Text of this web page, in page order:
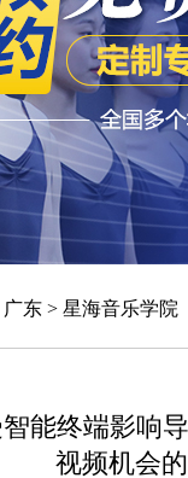
广东 > 星海音乐学院
能终端影响
视频机会